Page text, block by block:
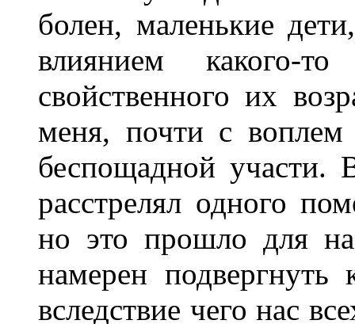
болен, маленькие
влиянием какого-
свойственного их
меня, почти с воплем
беспощадной участи.
расстрелял одного
но это прошло для
намерен
вследствие чего нас